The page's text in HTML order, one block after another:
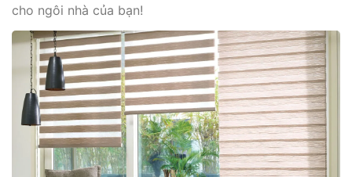
cho ngôi nhà của bạn!